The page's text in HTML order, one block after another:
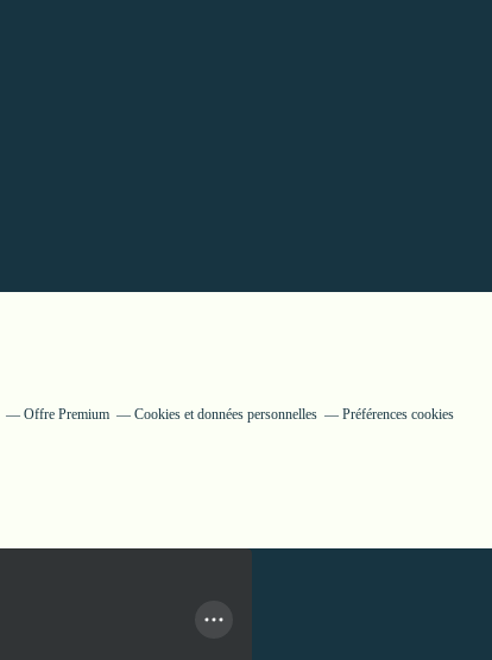
Offre Premium Cookies et données personnelles Préférences cookies